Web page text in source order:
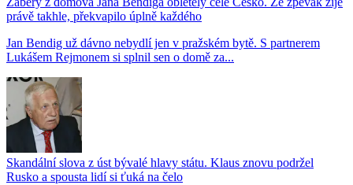
právě takhle, překvapilo úplně každého
Jan Bendig už dávno nebydlí jen v pražském bytě. S partnerem
Lukášem Rejmonem si splnil sen o domě za...
Skandální slova z úst bývalé hlavy státu. Klaus znovu podržel
Rusko a spousta lidí si ťuká na čelo